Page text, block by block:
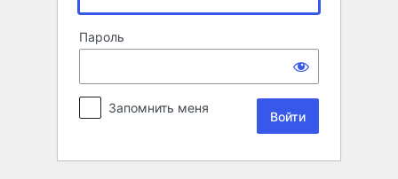
Пароль
Запомнить меня